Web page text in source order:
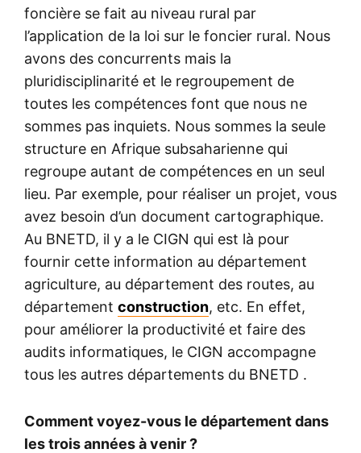
foncière se fait au niveau rural par
l’application de la loi sur le foncier rural. Nous
avons des concurrents mais la
pluridisciplinarité et le regroupement de
toutes les compétences font que nous ne
sommes pas inquiets. Nous sommes la seule
structure en Afrique subsaharienne qui
regroupe autant de compétences en un seul
lieu. Par exemple, pour réaliser un projet, vous
avez besoin d’un document cartographique.
Au BNETD, il y a le CIGN qui est là pour
fournir cette information au département
agriculture, au département des routes, au
département construction, etc. En effet,
pour améliorer la productivité et faire des
audits informatiques, le CIGN accompagne
tous les autres départements du BNETD .
Comment voyez-vous le département dans
les trois années à venir ?